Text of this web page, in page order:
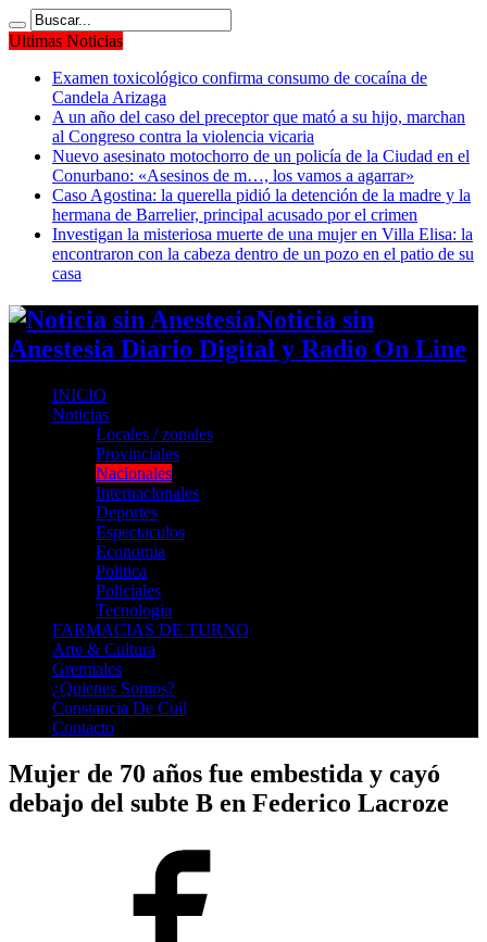
Ultimas Noticias
Examen toxicológico confirma consumo de cocaína de
Candela Arizaga
A un año del caso del preceptor que mató a su hijo, marchan
al Congreso contra la violencia vicaria
Nuevo asesinato motochorro de un policía de la Ciudad en el
Conurbano: «Asesinos de m…, los vamos a agarrar»
Caso Agostina: la querella pidió la detención de la madre y la
hermana de Barrelier, principal acusado por el crimen
Investigan la misteriosa muerte de una mujer en Villa Elisa: la
encontraron con la cabeza dentro de un pozo en el patio de su
casa
Noticia sin
Anestesia Diario Digital y Radio On Line
INICIO
Noticias
Locales / zonales
Provinciales
Nacionales
Internacionales
Deportes
Espectaculos
Economia
Politica
Policiales
Tecnologia
FARMACIAS DE TURNO
Arte & Cultura
Gremiales
¿Quienes Somos?
Constancia De Cuil
Contacto
Mujer de 70 años fue embestida y cayó
debajo del subte B en Federico Lacroze